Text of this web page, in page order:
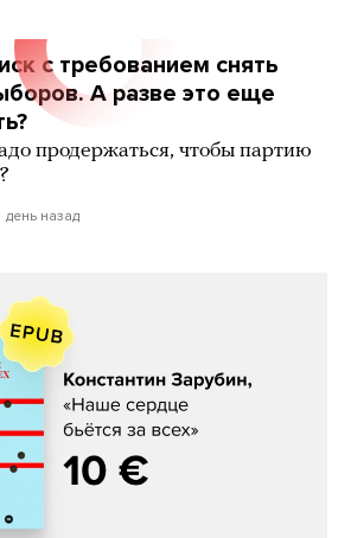
с требованием снять
А разве это еще
продержаться, чтобы партию
день назад
Зарубин, «Наше сердце